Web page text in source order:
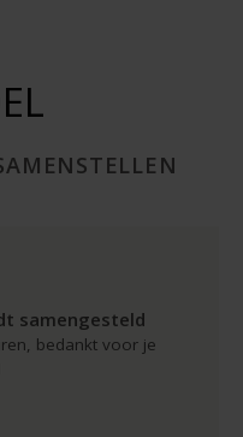
samengesteld
bedankt voor je